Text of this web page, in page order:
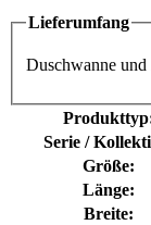
Lieferumfang
Duschwanne
Serie /
Größe:
Länge:
Breite: